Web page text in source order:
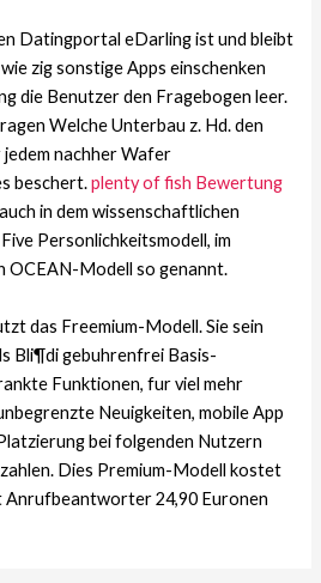
Datingportal eDarling ist und bleibt
zig sonstige Apps einschenken
die Benutzer den Fragebogen leer.
Welche Unterbau z. Hd. den
nachher Wafer
beschert.plenty of fish Bewertung
in dem wissenschaftlichen
Personlichkeitsmodell, im
OCEAN-Modell so genannt.
das Freemium-Modell. Sie sein
Bli¶di gebuhrenfrei Basis-
Funktionen, fur viel mehr
Neuigkeiten, mobile App
bei folgenden Nutzern
Dies Premium-Modell kostet
Anrufbeantworter 24,90 Euronen